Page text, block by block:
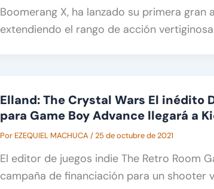
Boomerang X, ha lanzado su primera gran
extendiendo el rango de acción
Elland: The Crystal Wars El inédito
para Game Boy Advance llegará a
Por EZEQUIEL MACHUCA /25 de octubre de 2021
El editor de juegos indie The Retro Room
campaña de financiación para un shooter